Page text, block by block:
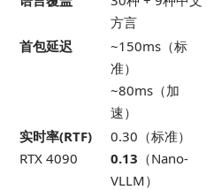
方言
首包延迟
~150ms（标
准）
~80ms（加
速）
实时率(RTF)
RTX 4090
0.30（标准）
0.13 （Nano-
VLLM）